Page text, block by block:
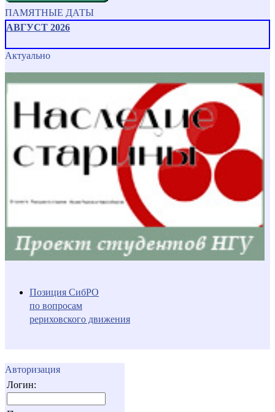
ПАМЯТНЫЕ ДАТЫ
АВГУСТ 2026
Актуально
Позиция СибРО
по вопросам
рериховского движения
Авторизация
Логин: